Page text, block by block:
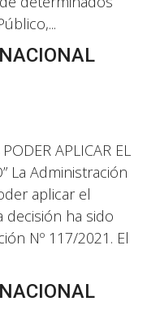
APLICAR EL
La Administración
aplicar el
decisión ha sido
Nº 117/2021. El